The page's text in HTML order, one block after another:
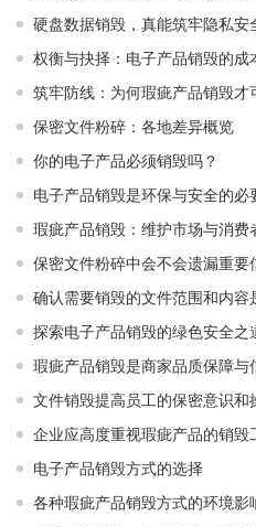
硬盘数据销毁，真能筑牢隐私安
权衡与抉择：电子产品销毁的成
筑牢防线：为何瑕疵产品销毁才
保密文件粉碎：各地差异概览
你的电子产品必须销毁吗？
电子产品销毁是环保与安全的必
瑕疵产品销毁：维护市场与消费
保密文件粉碎中会不会遗漏重要
确认需要销毁的文件范围和内容
探索电子产品销毁的绿色安全之
瑕疵产品销毁是商家品质保障与
文件销毁提高员工的保密意识和
企业应高度重视瑕疵产品的销毁
电子产品销毁方式的选择
各种瑕疵产品销毁方式的环境影